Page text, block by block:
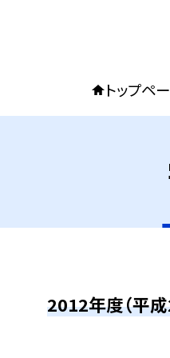
トップペ
2012年度（平